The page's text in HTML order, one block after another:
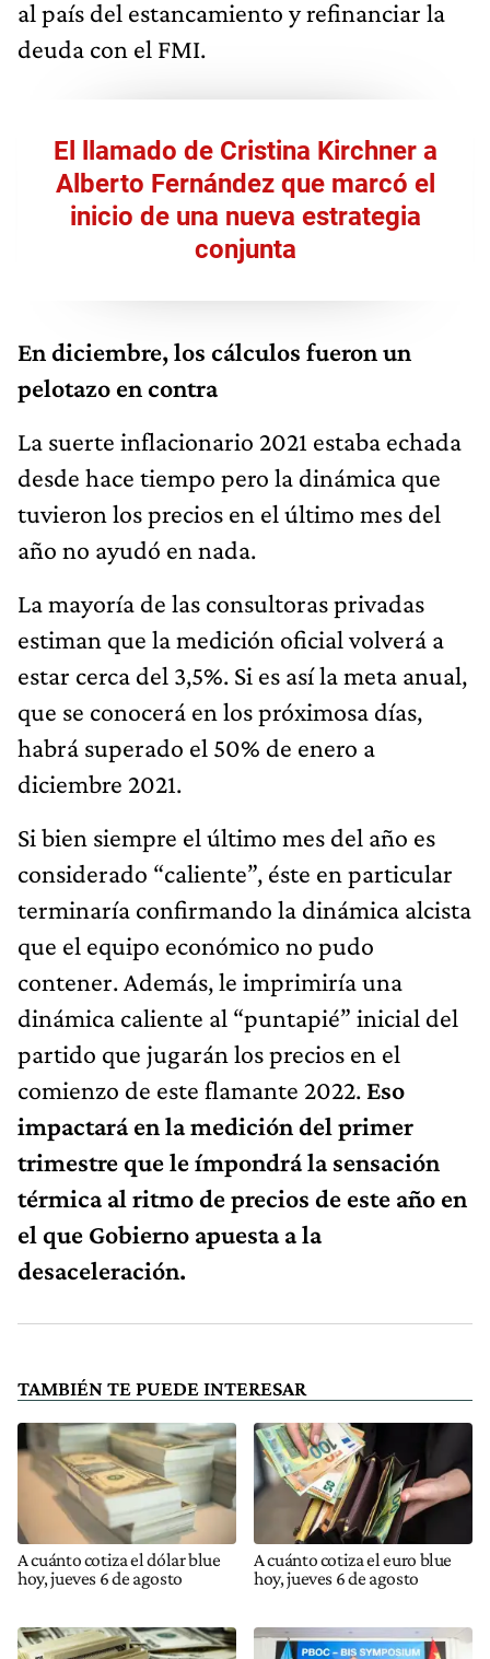
al país del estancamiento y refinanciar la
deuda con el FMI.
El llamado de Cristina Kirchner a
Alberto Fernández que marcó el
inicio de una nueva estrategia
conjunta
En diciembre, los cálculos fueron un
pelotazo en contra
La suerte inflacionario 2021 estaba echada
desde hace tiempo pero la dinámica que
tuvieron los precios en el último mes del
año no ayudó en nada.
La mayoría de las consultoras privadas
estiman que la medición oficial volverá a
estar cerca del 3,5%. Si es así la meta anual,
que se conocerá en los próximosa días,
habrá superado el 50% de enero a
diciembre 2021.
Si bien siempre el último mes del año es
considerado “caliente”, éste en particular
terminaría confirmando la dinámica alcista
que el equipo económico no pudo
contener. Además, le imprimiría una
dinámica caliente al “puntapié” inicial del
partido que jugarán los precios en el
comienzo de este flamante 2022. Eso
impactará en la medición del primer
trimestre que le ímpondrá la sensación
térmica al ritmo de precios de este año en
el que Gobierno apuesta a la
desaceleración.
TAMBIÉN TE PUEDE INTERESAR
A cuánto cotiza el dólar blue
hoy, jueves 6 de agosto
A cuánto cotiza el euro blue
hoy, jueves 6 de agosto